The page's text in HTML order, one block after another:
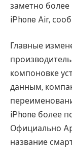
заметно более
iPhone Air,
Главные
компоновке
данным,
iPhone более
Официально
название